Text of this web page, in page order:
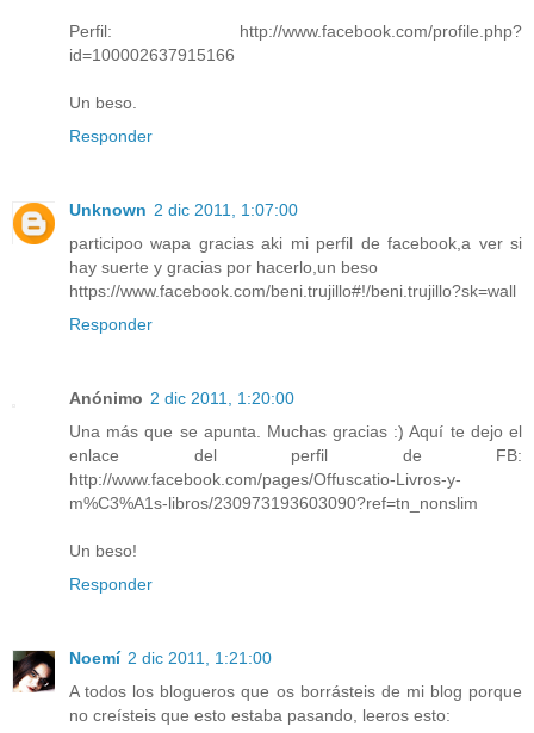
Perfil: http://www.facebook.com/profile.php?
id=100002637915166
Un beso.
Responder
Unknown 2 dic 2011, 1:07:00
participoo wapa gracias aki mi perfil de facebook,a ver si
hay suerte y gracias por hacerlo,un beso
https://www.facebook.com/beni.trujillo#!/beni.trujillo?sk=wall
Responder
Anónimo 2 dic 2011, 1:20:00
Una más que se apunta. Muchas gracias :) Aquí te dejo el
enlace del perfil de FB:
http://www.facebook.com/pages/Offuscatio-Livros-y-
m%C3%A1s-libros/230973193603090?ref=tn_nonslim
Un beso!
Responder
Noemí 2 dic 2011, 1:21:00
A todos los blogueros que os borrásteis de mi blog porque
no creísteis que esto estaba pasando, leeros esto: